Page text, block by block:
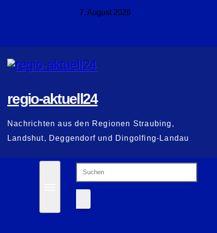
7. August 2026
regio-aktuell24
Nachrichten aus den Regionen Straubing,
Landshut, Deggendorf und Dingolfing-Landau